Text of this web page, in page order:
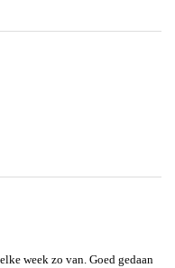
week zo van. Goed gedaan